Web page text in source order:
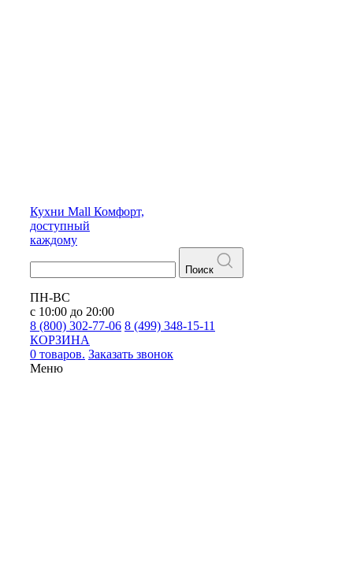
Кухни Mall Комфорт,
доступный
каждому
Поиск
ПН-ВС
с 10:00 до 20:00
8 (800) 302-77-06 8 (499) 348-15-11
КОРЗИНА
0 товаров. Заказать звонок
Меню